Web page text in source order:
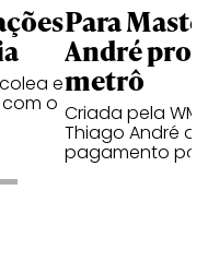
e
o
Para
André
metrô
Criada pela
Thiago André
pagamento por